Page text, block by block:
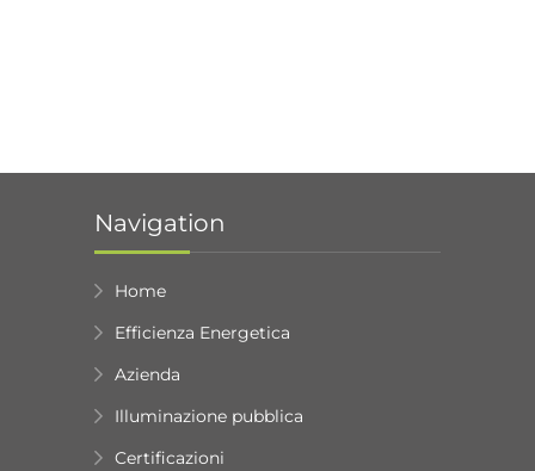
Navigation
Home
Efficienza Energetica
Azienda
Illuminazione pubblica
Certificazioni